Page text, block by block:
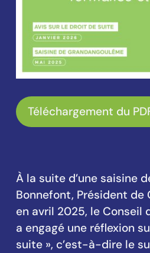
Téléchargement du
À la suite d’une saisine
Bonnefont, Président de
en avril 2025, le Conseil
a engagé une réflexion
suite », c’est-à-dire le